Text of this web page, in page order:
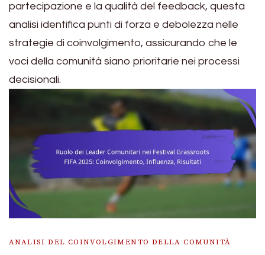
partecipazione e la qualità del feedback, questa
analisi identifica punti di forza e debolezza nelle
strategie di coinvolgimento, assicurando che le
voci della comunità siano prioritarie nei processi
decisionali.
ANALISI DEL COINVOLGIMENTO DELLA COMUNITÀ